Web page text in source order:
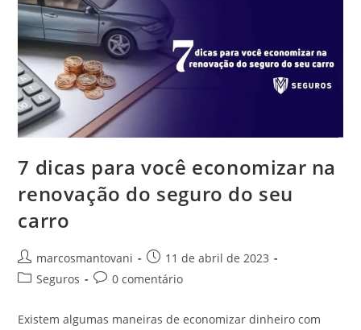
7 dicas para você economizar na
renovação do seguro do seu
carro
marcosmantovani
11 de abril de 2023
Seguros
0 comentário
Existem algumas maneiras de economizar dinheiro com